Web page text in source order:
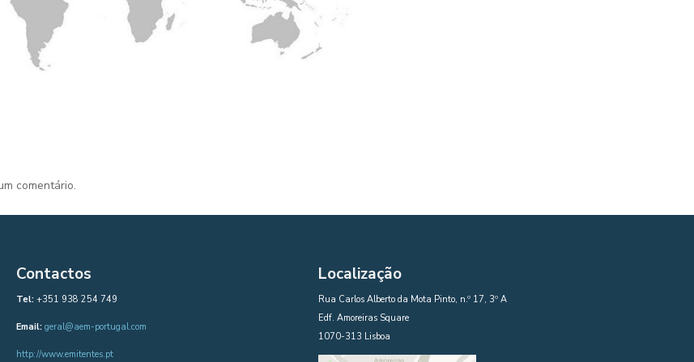
comentário.
Contactos
Tel: +351 938 254 749
Email: geral@aem-portugal.com
http://www.emitentes.pt
Localização
Rua Carlos Alberto da Mota Pinto, n.º 17, 3º A
Edf. Amoreiras Square
1070-313 Lisboa